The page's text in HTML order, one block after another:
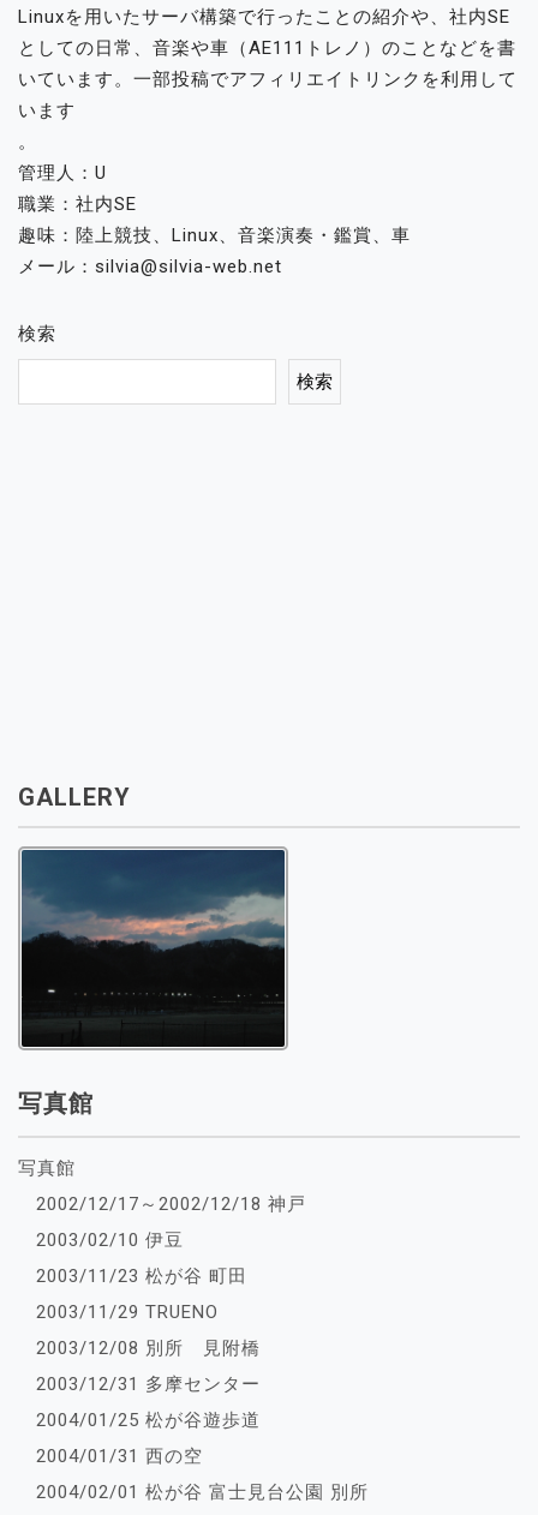
Linuxを用いたサーバ構築で行ったことの紹介や、社内SE
としての日常、音楽や車（AE111トレノ）のことなどを書
いています。一部投稿でアフィリエイトリンクを利用して
います
。
管理人：U
職業：社内SE
趣味：陸上競技、Linux、音楽演奏・鑑賞、車
メール：silvia@silvia-web.net
検索
検索
GALLERY
写真館
写真館
2002/12/17～2002/12/18 神戸
2003/02/10 伊豆
2003/11/23 松が谷 町田
2003/11/29 TRUENO
2003/12/08 別所 見附橋
2003/12/31 多摩センター
2004/01/25 松が谷遊歩道
2004/01/31 西の空
2004/02/01 松が谷 富士見台公園 別所